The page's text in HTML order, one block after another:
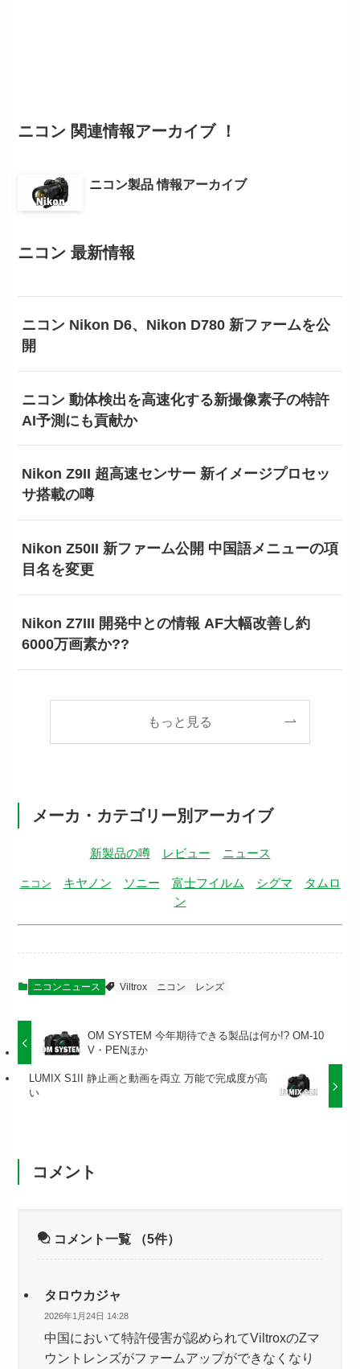
ニコン 関連情報アーカイブ ！
ニコン製品 情報アーカイブ
ニコン 最新情報
ニコン Nikon D6、Nikon D780 新ファームを公
開
ニコン 動体検出を高速化する新撮像素子の特許
AI予測にも貢献か
Nikon Z9II 超高速センサー 新イメージプロセッ
サ搭載の噂
Nikon Z50II 新ファーム公開 中国語メニューの項
目名を変更
Nikon Z7III 開発中との情報 AF大幅改善し約
6000万画素か??
もっと見る
メーカ・カテゴリー別アーカイブ
新製品の噂 レビュー ニュース
ニコン キヤノン ソニー 富士フイルム シグマ
タムロ
ン
ニコンニュース Viltrox ニコン レンズ
OM SYSTEM 今年期待できる製品は何か!? OM-10
V・PENほか
LUMIX S1II 静止画と動画を両立 万能で完成度が高
い
コメント
コメント一覧 （5件）
タロウカジャ
2026年1月24日 14:28
中国において特許侵害が認められてViltroxのZマ
ウントレンズがファームアップができなくなり